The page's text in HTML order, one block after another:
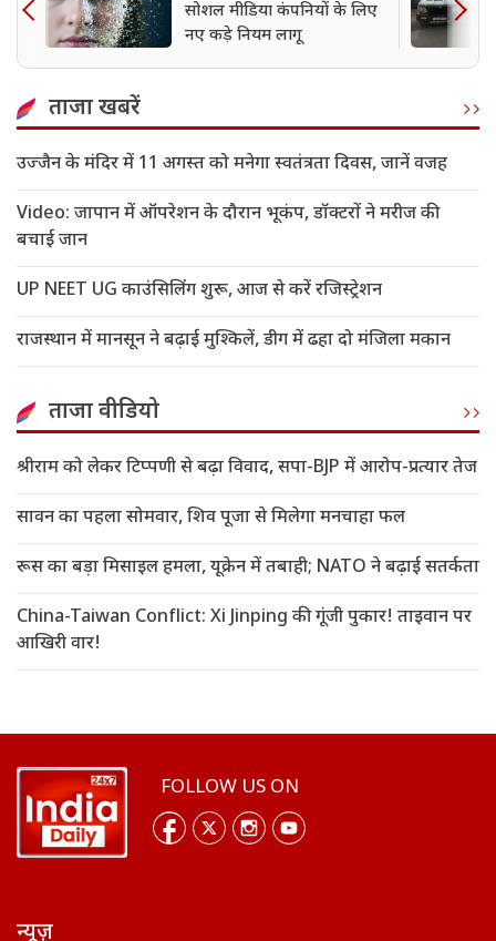
सोशल मीडिया कंपनियों के लिए
नए कड़े नियम लागू
ताजा खबरें
उज्जैन के मंदिर में 11 अगस्त को मनेगा स्वतंत्रता दिवस, जानें वजह
Video: जापान में ऑपरेशन के दौरान भूकंप, डॉक्टरों ने मरीज की
बचाई जान
UP NEET UG काउंसिलिंग शुरू, आज से करें रजिस्ट्रेशन
राजस्थान में मानसून ने बढ़ाई मुश्किलें, डीग में ढहा दो मंजिला मकान
ताजा वीडियो
श्रीराम को लेकर टिप्पणी से बढ़ा विवाद, सपा-BJP में आरोप-प्रत्यार तेज
सावन का पहला सोमवार, शिव पूजा से मिलेगा मनचाहा फल
रूस का बड़ा मिसाइल हमला, यूक्रेन में तबाही; NATO ने बढ़ाई सतर्कता
China-Taiwan Conflict: Xi Jinping की गूंजी पुकार! ताइवान पर
आखिरी वार!
FOLLOW US ON
न्यूज़